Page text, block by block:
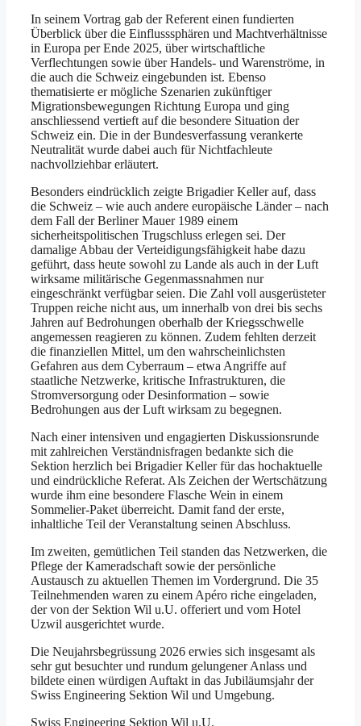
In seinem Vortrag gab der Referent einen fundierten
Überblick über die Einflusssphären und Machtverhältnisse
in Europa per Ende 2025, über wirtschaftliche
Verflechtungen sowie über Handels- und Warenströme, in
die auch die Schweiz eingebunden ist. Ebenso
thematisierte er mögliche Szenarien zukünftiger
Migrationsbewegungen Richtung Europa und ging
anschliessend vertieft auf die besondere Situation der
Schweiz ein. Die in der Bundesverfassung verankerte
Neutralität wurde dabei auch für Nichtfachleute
nachvollziehbar erläutert.
Besonders eindrücklich zeigte Brigadier Keller auf, dass
die Schweiz – wie auch andere europäische Länder – nach
dem Fall der Berliner Mauer 1989 einem
sicherheitspolitischen Trugschluss erlegen sei. Der
damalige Abbau der Verteidigungsfähigkeit habe dazu
geführt, dass heute sowohl zu Lande als auch in der Luft
wirksame militärische Gegenmassnahmen nur
eingeschränkt verfügbar seien. Die Zahl voll ausgerüsteter
Truppen reiche nicht aus, um innerhalb von drei bis sechs
Jahren auf Bedrohungen oberhalb der Kriegsschwelle
angemessen reagieren zu können. Zudem fehlten derzeit
die finanziellen Mittel, um den wahrscheinlichsten
Gefahren aus dem Cyberraum – etwa Angriffe auf
staatliche Netzwerke, kritische Infrastrukturen, die
Stromversorgung oder Desinformation – sowie
Bedrohungen aus der Luft wirksam zu begegnen.
Nach einer intensiven und engagierten Diskussionsrunde
mit zahlreichen Verständnisfragen bedankte sich die
Sektion herzlich bei Brigadier Keller für das hochaktuelle
und eindrückliche Referat. Als Zeichen der Wertschätzung
wurde ihm eine besondere Flasche Wein in einem
Sommelier-Paket überreicht. Damit fand der erste,
inhaltliche Teil der Veranstaltung seinen Abschluss.
Im zweiten, gemütlichen Teil standen das Netzwerken, die
Pflege der Kameradschaft sowie der persönliche
Austausch zu aktuellen Themen im Vordergrund. Die 35
Teilnehmenden waren zu einem Apéro riche eingeladen,
der von der Sektion Wil u.U. offeriert und vom Hotel
Uzwil ausgerichtet wurde.
Die Neujahrsbegrüssung 2026 erwies sich insgesamt als
sehr gut besuchter und rundum gelungener Anlass und
bildete einen würdigen Auftakt in das Jubiläumsjahr der
Swiss Engineering Sektion Wil und Umgebung.
Swiss Engineering Sektion Wil u.U.